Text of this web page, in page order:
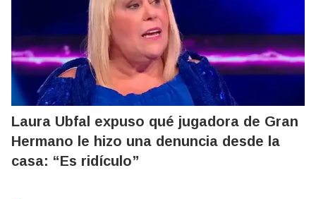
Laura Ubfal expuso qué jugadora de Gran
Hermano le hizo una denuncia desde la
casa: “Es ridículo”